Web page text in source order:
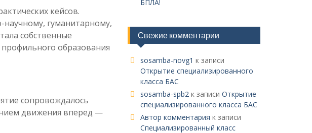
кейсов.
научному, гуманитарному,
собственные
образования
сопровождалось
движения вперед —
БПЛА!
Свежие комментарии
sosamba-novg1 к записи
Открытие специализированного
класса БАС
sosamba-spb2к записи Открытие
специализированного класса БАС
Автор комментария к записи
Специализированный класс